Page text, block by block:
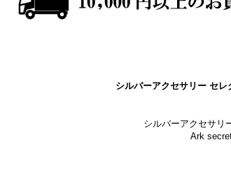
シルバーアクセサリー セ
シルバーアクセサリ
Ark